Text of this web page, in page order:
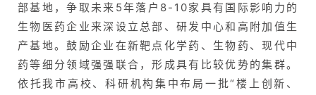
部基地，争取未来5年落户8-10家具有国际影响力的
生物医药企业来深设立总部、研发中心和高附加值生
产基地。鼓励企业在新靶点化学药、生物药、现代中
药等细分领域强强联合，形成具有比较优势的集群。
依托我市高校、科研机构集中布局一批“楼上创新、